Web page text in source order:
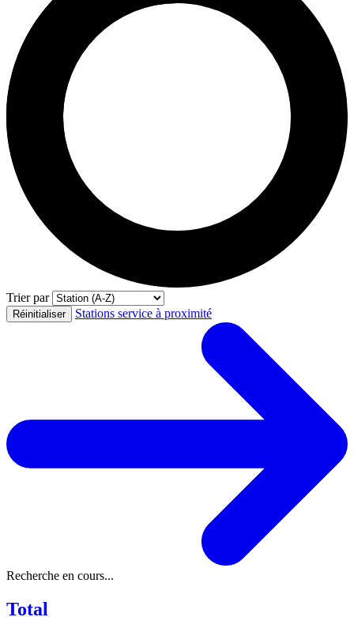
Trier par
Réinitialiser Stations service à proximité
Recherche en cours...
Total